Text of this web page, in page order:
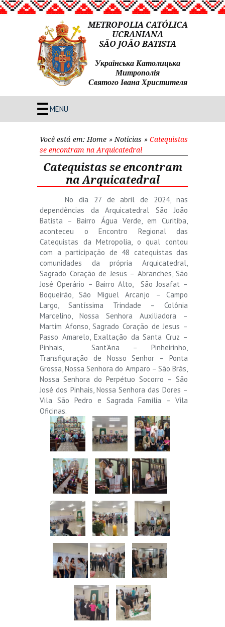
METROPOLIA CATÓLICA
UCRANIANA
SÃO JOÃO BATISTA
Українська Католицька
Митрополія
Святого Івана Христителя
MENU
Você está em: Home » Noticias »Catequistas
se encontram na Arquicatedral
Catequistas se encontram
na Arquicatedral
No dia 27 de abril de 2024, nas
dependências da Arquicatedral São João
Batista – Bairro Água Verde, em Curitiba,
aconteceu o Encontro Regional das
Catequistas da Metropolia, o qual contou
com a participação de 48 catequistas das
comunidades da própria Arquicatedral,
Sagrado Coração de Jesus – Abranches, São
José Operário – Bairro Alto, São Josafat –
Boqueirão, São Miguel Arcanjo – Campo
Largo, Santíssima Trindade – Colônia
Marcelino, Nossa Senhora Auxiliadora –
Martim Afonso, Sagrado Coração de Jesus –
Passo Amarelo, Exaltação da Santa Cruz –
Pinhais, Sant’Ana – Pinheirinho,
Transfiguração de Nosso Senhor – Ponta
Grossa, Nossa Senhora do Amparo – São Brás,
Nossa Senhora do Perpétuo Socorro – São
José dos Pinhais, Nossa Senhora das Dores –
Vila São Pedro e Sagrada Família – Vila
Oficinas.